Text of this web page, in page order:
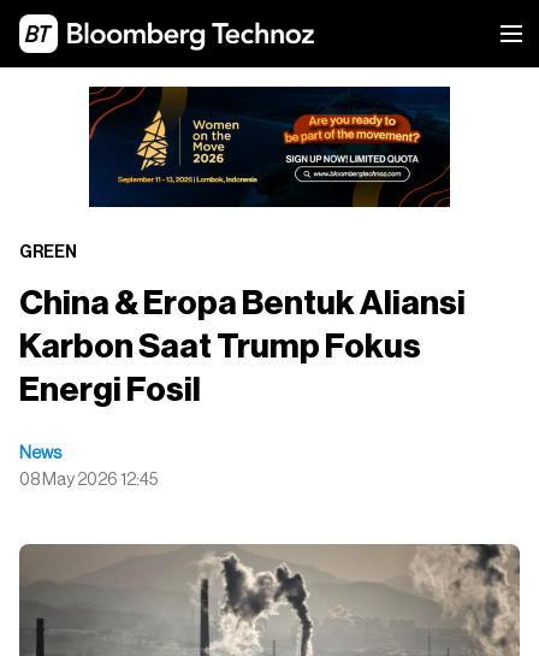
GREEN
China & Eropa Bentuk Aliansi
Karbon Saat Trump Fokus
Energi Fosil
News
08 May 2026 12:45